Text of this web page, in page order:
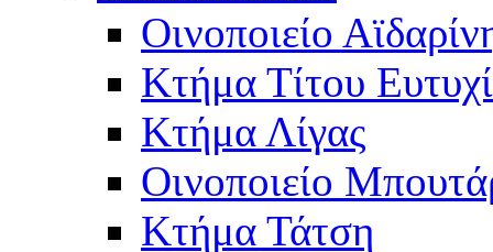
Οινοποιείο
Κτήμα Τίτου
Κτήμα Λίγας
Οινοποιείο
Κτήμα Τάτση